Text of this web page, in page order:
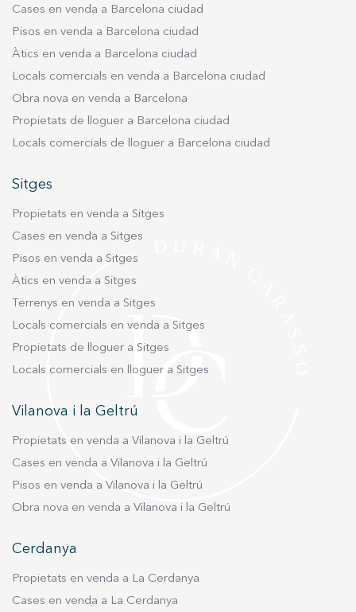
gaudir d'uns espais amplis i una lluminositat
excel·lent. A la planta baixa amb amplis
tenim el saló d´una decoració exquisida amb
una acollidora xemeneia i sortida a les terrasses
exteriors de la part sud de la casa. Des de la
planta principal s'accedeix per unes comodes
Totes exteriors amb bones vistes i bons armaris
de paret. L'habitació de servei (amb bany) i la
zona de rebost i safareig són a la planta. Des del
pàrquing de la casa de porta automàtica s
´accedeix a una planta sota rasant amb un bany
destacar de la casa és que disposa d´un
apartament tipus annex amb una molt bona
habitació amb vistes i bany complet. A sota hi ha
un petit saló amb cuina americana. Espai ideal
Viu on mereixes viure.
Cases en venda a Barcelona ciudad
Pisos en venda a Barcelona ciudad
Àtics en venda a Barcelona ciudad
Locals comercials en venda a Barcelona ciudad
Obra nova en venda a Barcelona
Propietats de lloguer a Barcelona ciudad
Locals comercials de lloguer a Barcelona ciudad
Sitges
Propietats en venda a Sitges
Cases en venda a Sitges
Pisos en venda a Sitges
Àtics en venda a Sitges
Terrenys en venda a Sitges
Locals comercials en venda a Sitges
Propietats de lloguer a Sitges
Locals comercials en lloguer a Sitges
Vilanova i la Geltrú
Propietats en venda a Vilanova i la Geltrú
Cases en venda a Vilanova i la Geltrú
Pisos en venda a Vilanova i la Geltrú
Obra nova en venda a Vilanova i la Geltrú
Cerdanya
Propietats en venda a La Cerdanya
Cases en venda a La Cerdanya